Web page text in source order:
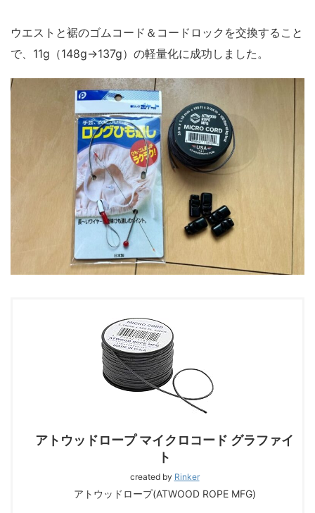
ウエストと裾のゴムコード＆コードロックを交換すること
で、11g（148g→137g）の軽量化に成功しました。
アトウッドロープ マイクロコード グラファイ
ト
created by Rinker
アトウッドロープ(ATWOOD ROPE MFG)